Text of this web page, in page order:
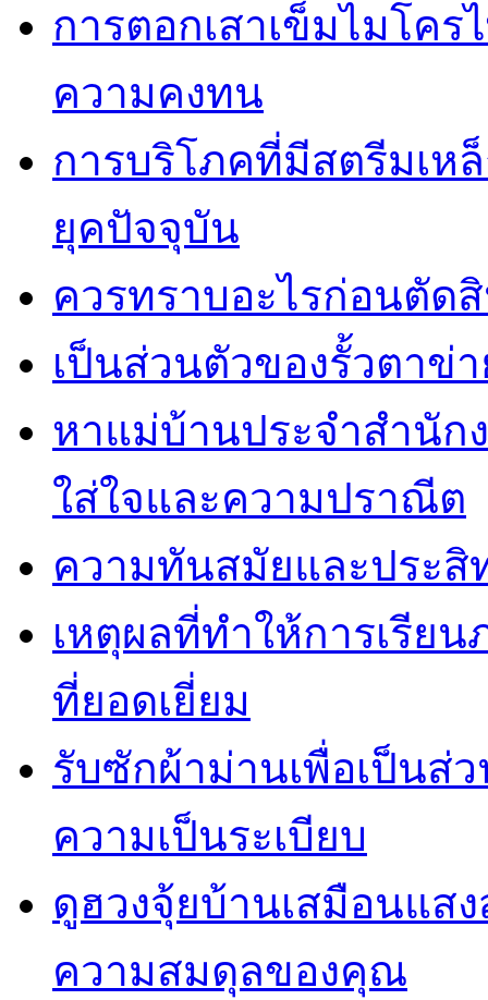
การตอกเสาเข็มไมโค
ความคงทน
การบริโภคที่มีสตรีมเห
ยุคปัจจุบัน
ควรทราบอะไรก่อนตัด
เป็นส่วนตัวของรั้วตาข่
หาแม่บ้านประจำสำนัก
ใส่ใจและความปราณีต
ความทันสมัยและประสิ
เหตุผลที่ทำให้การเรีย
ที่ยอดเยี่ยม
รับซักผ้าม่านเพื่อเป็นส่
ความเป็นระเบียบ
ดูฮวงจุ้ยบ้านเสมือนแส
ความสมดุลของคุณ